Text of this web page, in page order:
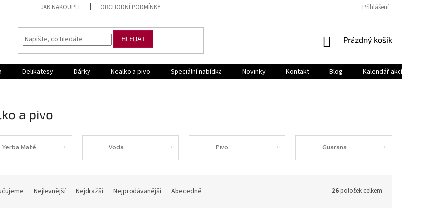
JAK NAKOUPIT OBCHODNÍ PODMÍNKY Přihlášení
HLEDAT
NÁKUPNÍ
Prázdný košík
Delikatesy Dárky Nealko a pivo Speciální nabídka Novinky Kontakt Blog Kalendář akcí
a pivo
Yerba Maté Voda Pivo Guarana
Nejlevnější Nejdražší Nejprodávanější Abecedně 26položek celkem